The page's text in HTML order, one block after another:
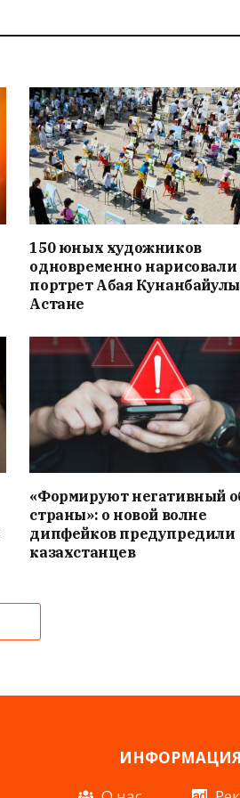
150 юных художников
одновременно нарисовали
портрет Абая
Астане
«Формируют негативный
страны»: о новой волне
дипфейков предупредили
казахстанцев